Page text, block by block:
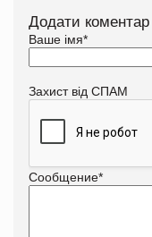
Додати коментар
Ваше імя*
Захист від СПАМ
Сообщение*